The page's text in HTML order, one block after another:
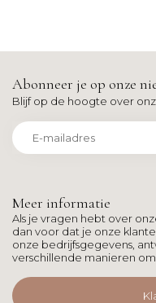
Meer informatie
Als je vragen hebt over
dan voor dat je onze
onze bedrijfsgegevens,
verschillende manieren
Abonneer je op onze
Blijf op de hoogte over